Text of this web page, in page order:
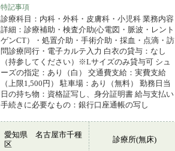
特記事項
診療科目：内科・外科・皮膚科・小児科 業務内容
詳細：診療補助・検査介助(心電図・脈波・レント
ゲンCT）・処置介助・手術介助・採血・点滴・訪
問診療同行・電子カルテ入力 白衣の貸与：なし
（持参してください）※Lサイズのみ貸与可 シュ
ーズの指定：あり（白） 交通費支給：実費支給
（上限1,500円） 駐車場：あり（無料） 勤務日当
日の持ち物：資格証写し、身分証明書 給与支払い
手続きに必要なもの：銀行口座通帳の写し
愛知県 名古屋市千種
区
診療所(無床)